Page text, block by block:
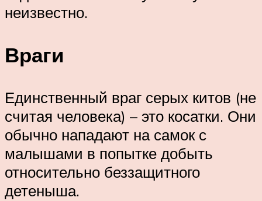
неизвестно.
Враги
Единственный враг серых китов (не
считая человека) – это косатки. Они
обычно нападают на самок с
малышами в попытке добыть
относительно беззащитного
детеныша.